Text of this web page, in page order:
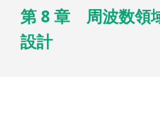
第 8 章 周波数領
設計